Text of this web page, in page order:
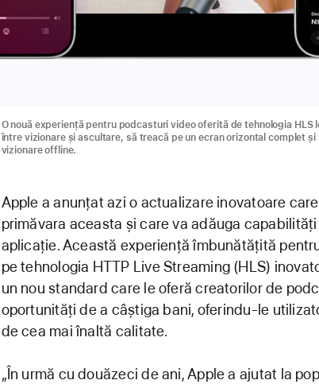
O nouă experiență pentru podcasturi video oferită de tehnologia
între vizionare și ascultare, să treacă pe un ecran orizontal complet
vizionare offline.
Apple a anunțat azi o actualizare inovatoare
primăvara aceasta și care va adăuga
aplicație. Această experiență îmbunătățită
pe tehnologia HTTP Live Streaming (HLS)
un nou standard care le oferă creatorilor de
oportunități de a câștiga bani, oferindu-le
de cea mai înaltă calitate.
„În urmă cu douăzeci de ani, Apple a ajutat la